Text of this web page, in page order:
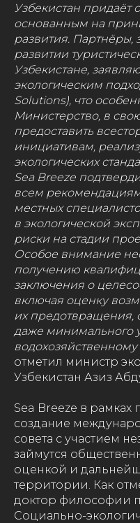
Узбекистан придаёт
основанным на
развития. Партнёры,
развитии
Узбекистане,
экологическим
Solutions), что
Министерство, в
предоставить
инициативам,
экологических
Sea Breeze
всем
местных
в экологической
риски на стадии
Особое внимание
получению
заключения о
включая оценку
их
даже
отметил министр
Узбекистан Азиз
Sea Breeze в
создание
совета с участием
займутся
оценкой и
территории. Как
доктор философии
Социально-